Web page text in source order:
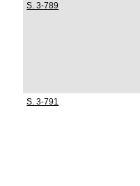
S. 3-789
S. 3-791